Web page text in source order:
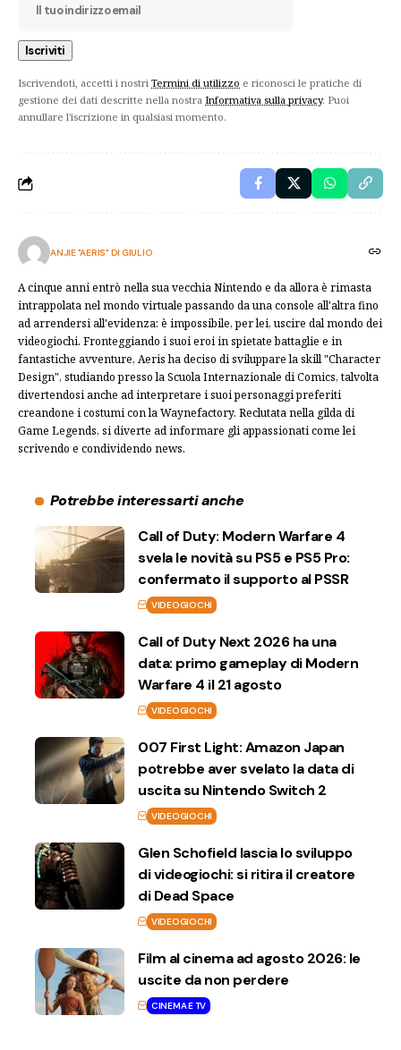
Iscrivendoti, accetti i nostri Termini di utilizzo e riconosci le pratiche di
gestione dei dati descritte nella nostra Informativa sulla privacy. Puoi
annullare l'iscrizione in qualsiasi momento.
ANJIE "AERIS" DI GIULIO
A cinque anni entrò nella sua vecchia Nintendo e da allora è rimasta
intrappolata nel mondo virtuale passando da una console all'altra fino
ad arrendersi all'evidenza: è impossibile, per lei, uscire dal mondo dei
videogiochi. Fronteggiando i suoi eroi in spietate battaglie e in
fantastiche avventure, Aeris ha deciso di sviluppare la skill "Character
Design", studiando presso la Scuola Internazionale di Comics, talvolta
divertendosi anche ad interpretare i suoi personaggi preferiti
creandone i costumi con la Waynefactory. Reclutata nella gilda di
Game Legends, si diverte ad informare gli appassionati come lei
scrivendo e condividendo news.
Potrebbe interessarti anche
Call of Duty: Modern Warfare 4
svela le novità su PS5 e PS5 Pro:
confermato il supporto al PSSR
VIDEOGIOCHI
Call of Duty Next 2026 ha una
data: primo gameplay di Modern
Warfare 4 il 21 agosto
VIDEOGIOCHI
007 First Light: Amazon Japan
potrebbe aver svelato la data di
uscita su Nintendo Switch 2
VIDEOGIOCHI
Glen Schofield lascia lo sviluppo
di videogiochi: si ritira il creatore
di Dead Space
VIDEOGIOCHI
Film al cinema ad agosto 2026: le
uscite da non perdere
CINEMA E TV